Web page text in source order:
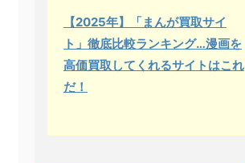
【2025年】「まんが買取サイ
ト」徹底比較ランキング…漫画を
高価買取してくれるサイトはこれ
だ！